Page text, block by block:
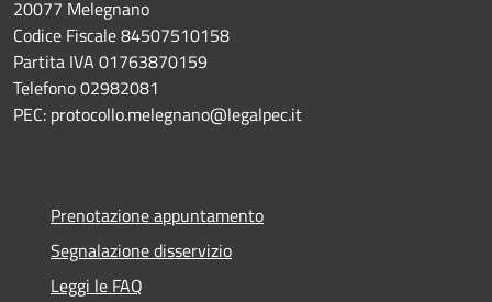
20077 Melegnano
Codice Fiscale 84507510158
Partita IVA 01763870159
Telefono 02982081
PEC: protocollo.melegnano@legalpec.it
Prenotazione appuntamento
Segnalazione disservizio
Leggi le FAQ